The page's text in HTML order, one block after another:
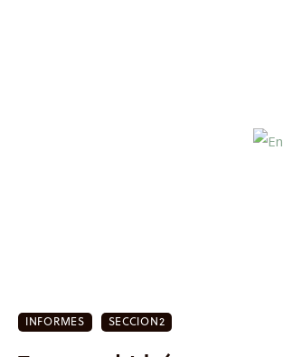
Investigación
INFORMES SECCION2